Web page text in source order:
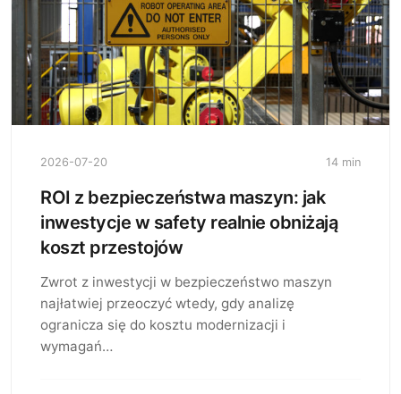
2026-07-20 14 min
ROI z bezpieczeństwa maszyn: jak
inwestycje w safety realnie obniżają
koszt przestojów
Zwrot z inwestycji w bezpieczeństwo maszyn
najłatwiej przeoczyć wtedy, gdy analizę
ogranicza się do kosztu modernizacji i
wymagań…